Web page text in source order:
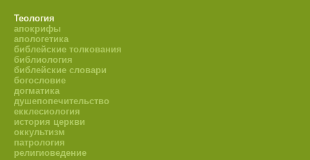
Теология
апокрифы
апологетика
библейские толкования
библиология
библейские словари
богословие
догматика
душепопечительство
екклесиология
история церкви
оккультизм
патрология
религиоведение